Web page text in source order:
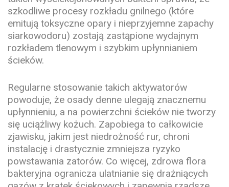
szkodliwe procesy rozkładu gnilnego (które
emitują toksyczne opary i nieprzyjemne zapachy
siarkowodoru) zostają zastąpione wydajnym
rozkładem tlenowym i szybkim upłynnianiem
ścieków.
Regularne stosowanie takich aktywatorów
powoduje, że osady denne ulegają znacznemu
upłynnieniu, a na powierzchni ścieków nie tworzy
się uciążliwy kożuch. Zapobiega to całkowicie
zjawisku, jakim jest niedrożność rur, chroni
instalację i drastycznie zmniejsza ryzyko
powstawania zatorów. Co więcej, zdrowa flora
bakteryjna ogranicza ulatnianie się drażniących